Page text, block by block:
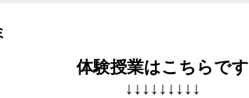
体験授業はこちらです
↓↓↓↓↓↓↓↓↓